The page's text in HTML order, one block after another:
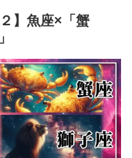
】魚座×「蟹